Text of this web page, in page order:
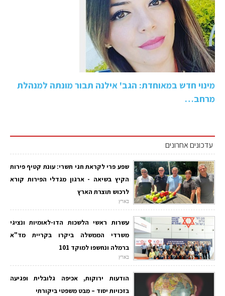
מינוי חדש במאוחדת: הגב' אילנה תבור מונתה למנהלת
מרחב…
עדכונים אחרונים
שפע פרי לקראת חגי תשרי: עונת קטיף פירות
הקיץ בשיאה - ארגון מגדלי הפירות קורא
לרכוש תוצרת הארץ
בארץ
עשרות ראשי הלשכות הדו-לאומיות ונציגי
משרדי הממשלה ביקרו בקריית מד"א
ברמלה ונחשפו למוקד 101
בארץ
הודעות ירוקות, אכיפה גלובלית ופגיעה
בזכויות יסוד – מבט משפטי ביקורתי